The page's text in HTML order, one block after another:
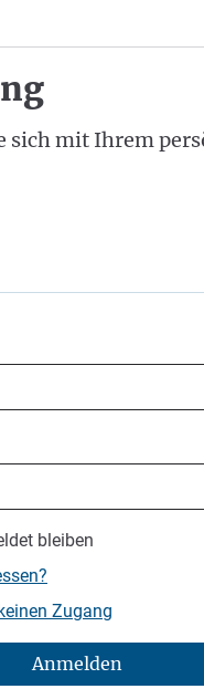
sich mit Ihrem
bleiben
Zugang
Anmelden